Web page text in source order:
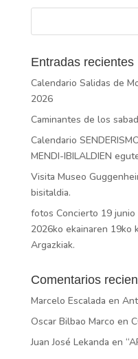
Entradas recientes
Calendario Salidas de
2026
Caminantes de los
Calendario
MENDI-IBILALDIEN
Visita Museo
bisitaldia.
fotos Concierto 19 junio
2026ko ekainaren 19ko
Argazkiak.
Comentarios
Marcelo Escalada en
Oscar Bilbao Marco en
Juan José Lekanda en